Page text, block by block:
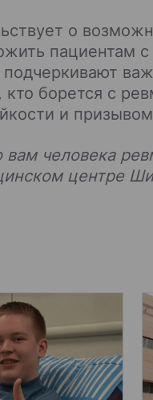
о
пациентам
борется с
и
вам человека
центре